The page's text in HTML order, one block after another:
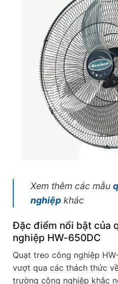
Xem thêm các mẫu
nghiệp khác
Đặc điểm nổi bật của
nghiệp HW-650DC
Quạt treo công nghiệp
vượt qua các thách thức
trường công nghiệp khắc